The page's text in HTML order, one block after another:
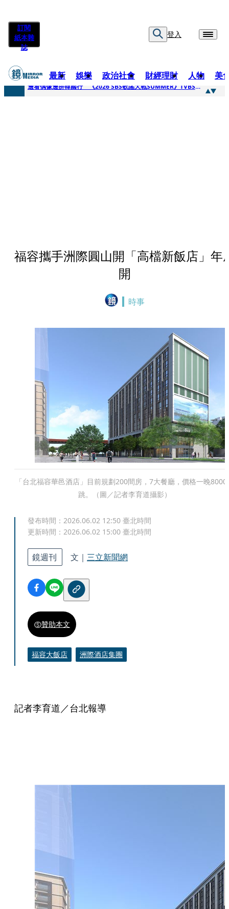
訂閱
紙本雜
誌
登入
最新 娛樂 政治社會 財經理財 人物 美
快訊
邊看偶像邊拚韓國行 《2026 SBS歌謠大戰SUMMER》TVBS直播祭追星福利
福容攜手洲際圓山開「高檔新飯店」年
開
時事
「台北福容華邑酒店」目前規劃200間房，7大餐廳，價格一晚8000
跳。（圖／記者李育道攝影）
發布時間： 2026.06.02 12:50 臺北時間
更新時間： 2026.06.02 15:00 臺北時間
鏡週刊 文｜ 三立新聞網
贊助本文
福容大飯店 洲際酒店集團
記者李育道／台北報導